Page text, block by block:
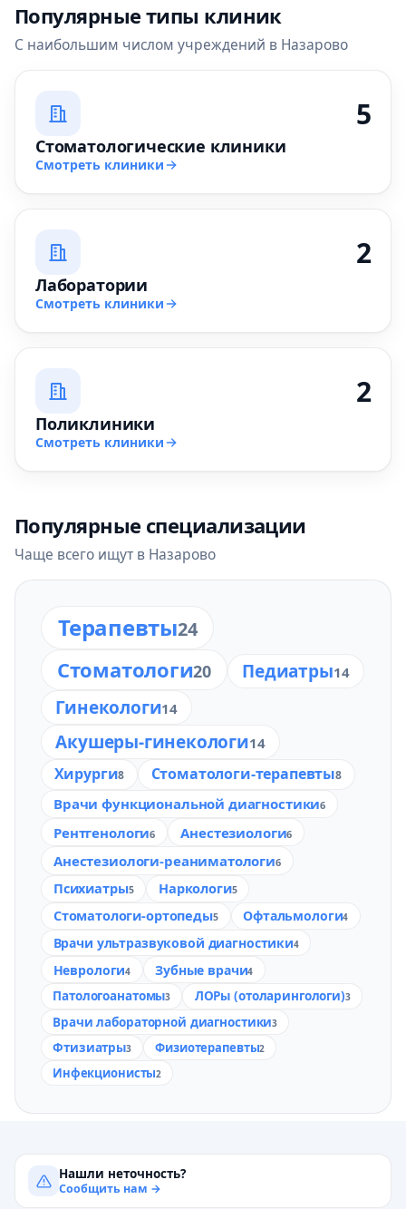
Популярные типы клиник
С наибольшим числом учреждений в Назарово
5
Стоматологические клиники
Смотреть клиники
2
Лаборатории
Смотреть клиники
2
Поликлиники
Смотреть клиники
Популярные специализации
Чаще всего ищут в Назарово
Терапевты24
Стоматологи20 Педиатры14
Гинекологи14
Акушеры-гинекологи14
Хирурги8 Стоматологи-терапевты8
Врачи функциональной диагностики6
Рентгенологи6 Анестезиологи6
Анестезиологи-реаниматологи6
Психиатры5 Наркологи5
Стоматологи-ортопеды5 Офтальмологи4
Врачи ультразвуковой диагностики4
Неврологи4 Зубные врачи4
Патологоанатомы3 ЛОРы (отоларингологи)3
Врачи лабораторной диагностики3
Фтизиатры3 Физиотерапевты2
Инфекционисты2
Нашли неточность?
Сообщить нам →